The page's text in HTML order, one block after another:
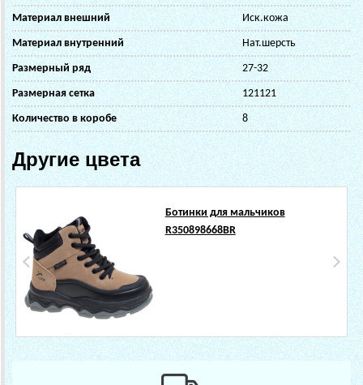
Материал внешний Иск.кожа
Материал внутренний Нат.шерсть
Размерный ряд 27-32
Размерная сетка 121121
Количество в коробе 8
Другие цвета
Ботинки для мальчиков
R350898668BR